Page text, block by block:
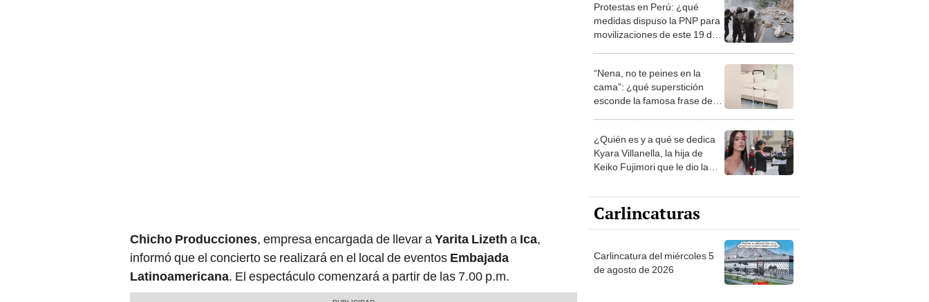
Chicho Producciones, empresa encargada de llevar a Yarita Lizeth a Ica,
informó que el concierto se realizará en el local de eventos Embajada
Latinoamericana. El espectáculo comenzará a partir de las 7.00 p.m.
Protestas en Perú: ¿qué
medidas dispuso la PNP para
movilizaciones de este 19 de
“Nena, no te peines en la
cama”: ¿qué superstición
esconde la famosa frase de
¿Quién es y a qué se dedica
Kyara Villanella, la hija de
Keiko Fujimori que le dio la
Carlincaturas
Carlincatura del miércoles 5
de agosto de 2026